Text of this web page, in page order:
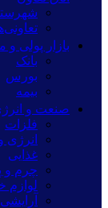
بازار پولی و
بانک
بورس
بیمه
صنعت و
فلزات
انرژی
غذایی
چرم و
لوازم